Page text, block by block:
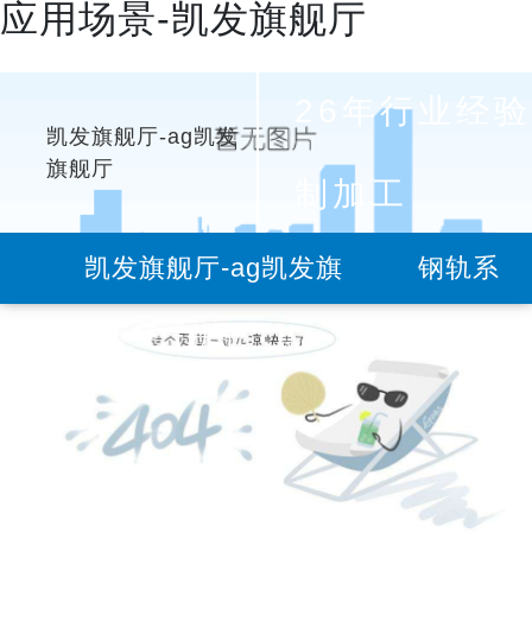
应用场景-凯发旗舰厅
凯发旗舰厅-ag凯发
旗舰厅
26年行业经验
制加工
凯发旗舰厅-ag凯发旗
舰厅
钢轨系